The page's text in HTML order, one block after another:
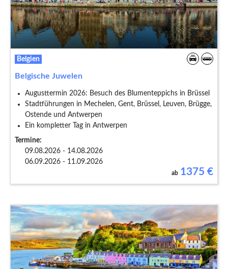
Belgien
Belgische Juwelen
Augusttermin 2026: Besuch des Blumenteppichs in Brüssel
Stadtführungen in Mechelen, Gent, Brüssel, Leuven, Brügge,
Ostende und Antwerpen
Ein kompletter Tag in Antwerpen
Termine:
09.08.2026 - 14.08.2026
06.09.2026 - 11.09.2026
ab 1375 €